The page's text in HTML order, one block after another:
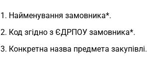
1. Найменування замовника*.
2. Код згідно з ЄДРПОУ замовника*.
3. Конкретна назва предмета закупівлі.